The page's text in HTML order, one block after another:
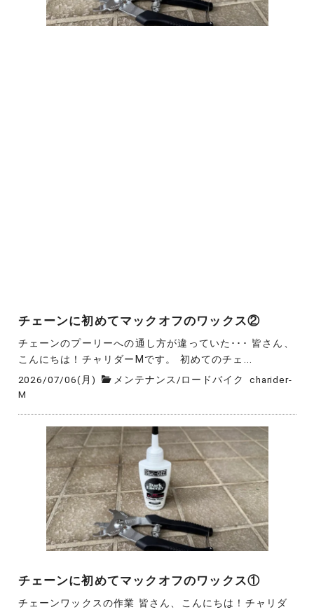
チェーンに初めてマックオフのワックス②
チェーンのプーリーへの通し方が違っていた･･･ 皆さん、
こんにちは！チャリダーMです。 初めてのチェ...
2026/07/06(月) メンテナンス /ロードバイク
charider-
M
チェーンに初めてマックオフのワックス①
チェーンワックスの作業 皆さん、こんにちは！チャリダ